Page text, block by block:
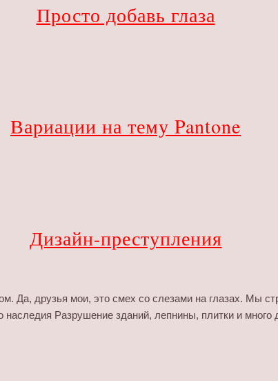
Просто добавь глаза
Вариации на тему Pantone
Дизайн-преступления
Да, друзья мои, это смех со слезами на глазах. Мы
наследия Разрушение зданий, лепнины, плитки и